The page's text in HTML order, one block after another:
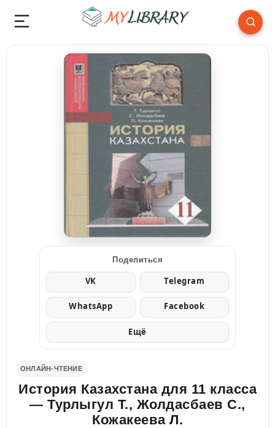
Поделиться
VK Telegram
WhatsApp Facebook
Ещё
ОНЛАЙН-ЧТЕНИЕ
История Казахстана для 11 класса
— Турлыгул Т., Жолдасбаев С.,
Кожакеева Л.